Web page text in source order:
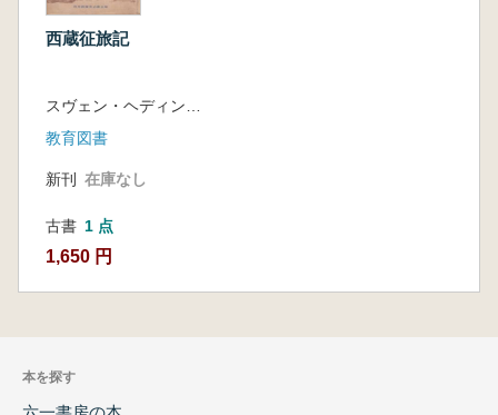
西蔵征旅記
教育図書
新刊 在庫なし
古書 1 点
1,650 円
本を探す